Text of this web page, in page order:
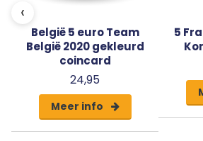
‹
België 5 euro Team
België 2020 gekleurd
coincard
24,95
Meer info
5